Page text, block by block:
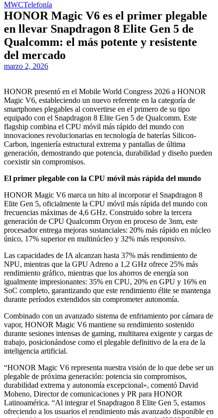
MWCTelefonía
HONOR Magic V6 es el primer plegable
en llevar Snapdragon 8 Elite Gen 5 de
Qualcomm: el más potente y resistente
del mercado
marzo 2, 2026
HONOR presentó en el Mobile World Congress 2026 a HONOR
Magic V6, estableciendo un nuevo referente en la categoría de
smartphones plegables al convertirse en el primero de su tipo
equipado con el Snapdragon 8 Elite Gen 5 de Qualcomm. Este
flagship combina el CPU móvil más rápido del mundo con
innovaciones revolucionarias en tecnología de baterías Silicon-
Carbon, ingeniería estructural extrema y pantallas de última
generación, demostrando que potencia, durabilidad y diseño pueden
coexistir sin compromisos.
El primer plegable con la CPU móvil más rápida del mundo
HONOR Magic V6 marca un hito al incorporar el Snapdragon 8
Elite Gen 5, oficialmente la CPU móvil más rápida del mundo con
frecuencias máximas de 4,6 GHz. Construido sobre la tercera
generación de CPU Qualcomm Oryon en proceso de 3nm, este
procesador entrega mejoras sustanciales: 20% más rápido en núcleo
único, 17% superior en multinúcleo y 32% más responsivo.
Las capacidades de IA alcanzan hasta 37% más rendimiento de
NPU, mientras que la GPU Adreno a 1,2 GHz ofrece 25% más
rendimiento gráfico, mientras que los ahorros de energía son
igualmente impresionantes: 35% en CPU, 20% en GPU y 16% en
SoC completo, garantizando que este rendimiento élite se mantenga
durante períodos extendidos sin comprometer autonomía.
Combinado con un avanzado sistema de enfriamiento por cámara de
vapor, HONOR Magic V6 mantiene su rendimiento sostenido
durante sesiones intensas de gaming, multitarea exigente y cargas de
trabajo, posicionándose como el plegable definitivo de la era de la
inteligencia artificial.
“HONOR Magic V6 representa nuestra visión de lo que debe ser un
plegable de próxima generación: potencia sin compromisos,
durabilidad extrema y autonomía excepcional», comentó David
Moheno, Director de comunicaciones y PR para HONOR
Latinoamérica. “Al integrar el Snapdragon 8 Elite Gen 5, estamos
ofreciendo a los usuarios el rendimiento más avanzado disponible en